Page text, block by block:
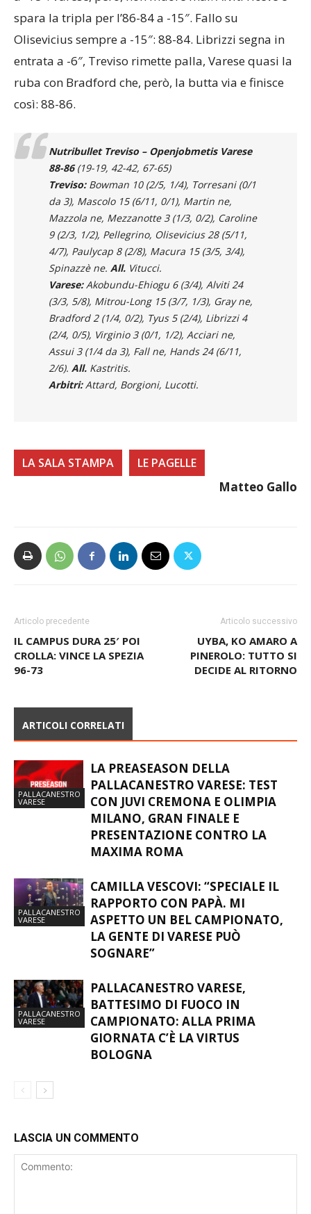
spara la tripla per l’86-84 a -15″. Fallo su
Olisevicius sempre a -15″: 88-84. Librizzi segna in
entrata a -6″, Treviso rimette palla, Varese quasi la
ruba con Bradford che, però, la butta via e finisce
così: 88-86.
Nutribullet Treviso – Openjobmetis Varese
88-86(19-19, 42-42, 67-65)
Treviso:Bowman 10 (2/5, 1/4), Torresani (0/1
da 3), Mascolo 15 (6/11, 0/1), Martin ne,
Mazzola ne, Mezzanotte 3 (1/3, 0/2), Caroline
9 (2/3, 1/2), Pellegrino, Olisevicius 28 (5/11,
4/7), Paulycap 8 (2/8), Macura 15 (3/5, 3/4),
Spinazzè ne. All. Vitucci.
Varese:Akobundu-Ehiogu 6 (3/4), Alviti 24
(3/3, 5/8), Mitrou-Long 15 (3/7, 1/3), Gray ne,
Bradford 2 (1/4, 0/2), Tyus 5 (2/4), Librizzi 4
(2/4, 0/5), Virginio 3 (0/1, 1/2), Acciari ne,
Assui 3 (1/4 da 3), Fall ne, Hands 24 (6/11,
2/6). All. Kastritis.
Arbitri:Attard, Borgioni, Lucotti.
LA SALA STAMPA LE PAGELLE
Matteo Gallo
Articolo precedente
IL CAMPUS DURA 25′ POI
CROLLA: VINCE LA SPEZIA
96-73
Articolo successivo
UYBA, KO AMARO A
PINEROLO: TUTTO SI
DECIDE AL RITORNO
ARTICOLI CORRELATI
PALLACANESTRO
VARESE
LA PREASEASON DELLA
PALLACANESTRO VARESE: TEST
CON JUVI CREMONA E OLIMPIA
MILANO, GRAN FINALE E
PRESENTAZIONE CONTRO LA
MAXIMA ROMA
PALLACANESTRO
VARESE
CAMILLA VESCOVI: “SPECIALE IL
RAPPORTO CON PAPÀ. MI
ASPETTO UN BEL CAMPIONATO,
LA GENTE DI VARESE PUÒ
SOGNARE”
PALLACANESTRO
VARESE
PALLACANESTRO VARESE,
BATTESIMO DI FUOCO IN
CAMPIONATO: ALLA PRIMA
GIORNATA C’È LA VIRTUS
BOLOGNA
LASCIA UN COMMENTO